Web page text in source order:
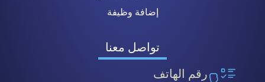
إضافة وظيفة
تواصل معنا
رقم الهاتف